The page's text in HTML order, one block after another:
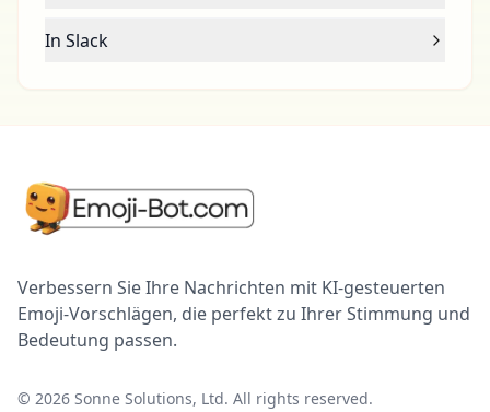
In Slack
Verbessern Sie Ihre Nachrichten mit KI-gesteuerten
Emoji-Vorschlägen, die perfekt zu Ihrer Stimmung und
Bedeutung passen.
© 2026 Sonne Solutions, Ltd. All rights reserved.